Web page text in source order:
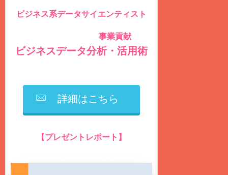
ビジネス系データサイエンティスト
事業貢献
ビジネスデータ分析・活用術
詳細はこちら
【プレゼントレポート】